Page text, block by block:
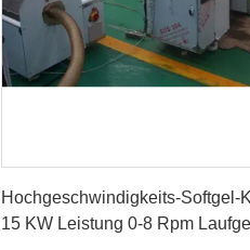
Hochgeschwindigkeits-Softgel-
15 KW Leistung 0-8 Rpm